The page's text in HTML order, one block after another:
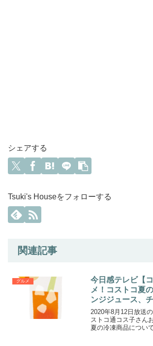
シェアする
Tsuki's Houseをフォローする
関連記事
グルメ
今日感テレビ【
メ！コストコ夏
ンジジュース、
2020年8月12日放送
ストコ通コス子さん
夏の冷凍商品につい